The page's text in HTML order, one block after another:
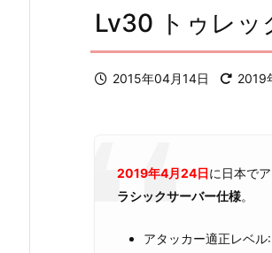
Lv30 トゥレッ
2015年04月14日 2019
2019年4月24日に日本で
ラシックサーバー仕様。
アタッカー適正レベ